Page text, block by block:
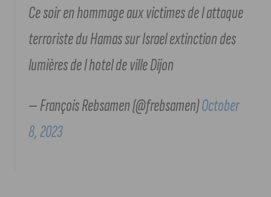
Ce soir en hommage aux victimes de l attaque
terroriste du Hamas sur Israel extinction des
lumières de l hotel de ville Dijon
— François Rebsamen (@frebsamen)October
8, 2023